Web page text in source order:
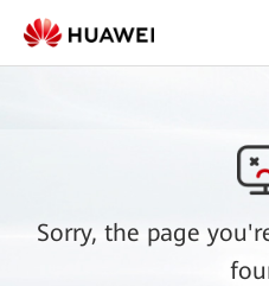
Sorry, the page